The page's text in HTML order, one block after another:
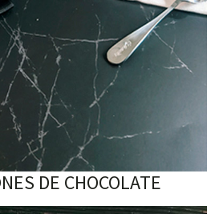
DE CHOCOLATE